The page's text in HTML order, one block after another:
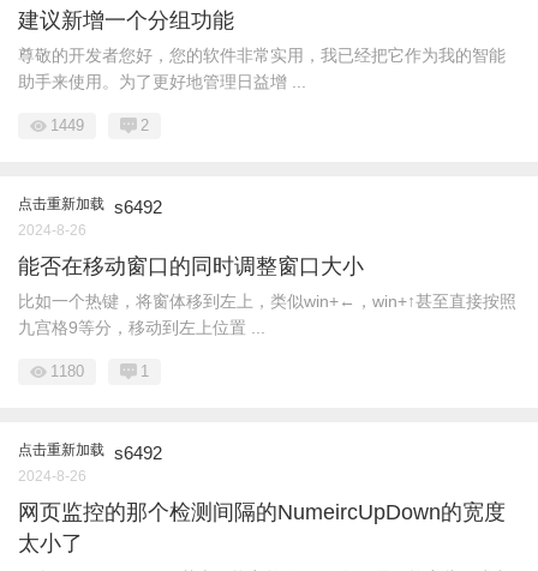
建议新增一个分组功能
尊敬的开发者您好，您的软件非常实用，我已经把它作为我的智能
助手来使用。为了更好地管理日益增 ...
1449 2
点击重新加载 s6492
2024-8-26
能否在移动窗口的同时调整窗口大小
比如一个热键，将窗体移到左上，类似win+←，win+↑甚至直接按照
九宫格9等分，移动到左上位置 ...
1180 1
点击重新加载 s6492
2024-8-26
网页监控的那个检测间隔的NumeircUpDown的宽度
太小了